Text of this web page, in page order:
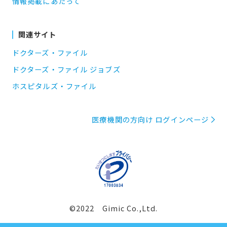
関連サイト
ドクターズ・ファイル
ドクターズ・ファイル ジョブズ
ホスピタルズ・ファイル
医療機関の方向け ログインページ
©2022 Gimic Co.,Ltd.